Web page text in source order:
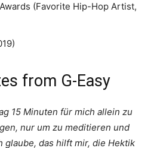
(Favorite Hip-Hop Artist,
from G-Easy
15 Minuten für mich allein zu
nur um zu meditieren und
glaube, das hilft mir, die Hektik